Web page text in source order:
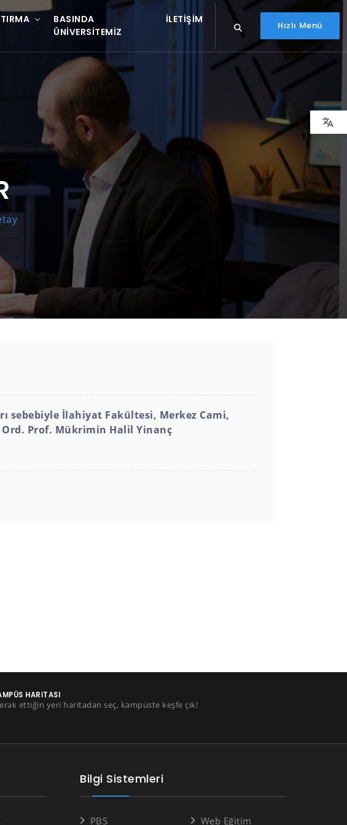
BASINDA
ÜNIVERSITEMIZ
İLETIŞIM
Hızlı Menü
sebebiyle İlahiyat Fakültesi, Merkez Cami,
Ord. Prof. Mükrimin Halil Yinanç
HARITASI
ettiğin yeri haritadan seç, kampüste keşfe çık!
Bilgi Sistemleri
PBS Web Eğitim